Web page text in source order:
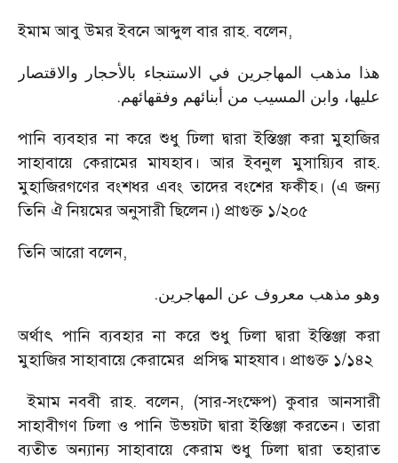
ইমাম আবু উমর ইবনে আব্দুল বার রাহ. বলেন,
هذا مذهب المهاجرين في الاستنجاء بالأحجار والاقتصار
عليها، وابن المسيب من أبنائهم وفقهائهم.
পানি ব্যবহার না করে শুধু ঢিলা দ্বারা ইস্তিঞ্জা করা মুহাজির
সাহাবায়ে কেরামের মাযহাব। আর ইবনুল মুসায়্যিব রাহ.
মুহাজিরগণের বংশধর এবং তাদের বংশের ফকীহ। (এ জন্য
তিনি ঐ নিয়মের অনুসারী ছিলেন।) প্রাগুক্ত ১/২০৫
তিনি আরো বলেন,
وهو مذهب معروف عن المهاجرين.
অর্থাৎ পানি ব্যবহার না করে শুধু ঢিলা দ্বারা ইস্তিঞ্জা করা
মুহাজির সাহাবায়ে কেরামের প্রসিদ্ধ মাহযাব। প্রাগুক্ত ১/১৪২
ইমাম নববী রাহ. বলেন, (সার-সংক্ষেপ) কুবার আনসারী
সাহাবীগণ ঢিলা ও পানি উভয়টা দ্বারা ইস্তিঞ্জা করতেন। তারা
ব্যতীত অন্যান্য সাহাবায়ে কেরাম শুধু ঢিলা দ্বারা তহারাত